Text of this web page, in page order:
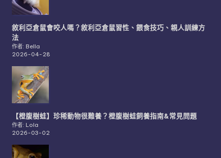
敘利亞倉鼠會咬人嗎？敘利亞倉鼠習性、餵食技巧、親人訓練方
法
作者: Bella
2026-04-28
【橙腹樹蛙】珍稀動物很難養？橙腹樹蛙飼養指南&常見問題
作者: Lola
2026-03-02